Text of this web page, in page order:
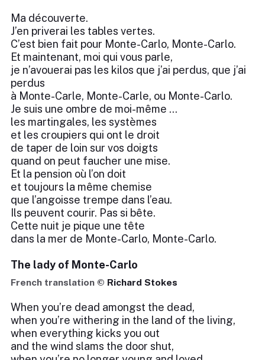
Ma découverte.
J’en priverai les tables vertes.
C’est bien fait pour Monte-Carlo, Monte-Carlo.
Et maintenant, moi qui vous parle,
je n’avouerai pas les kilos que j’ai perdus, que j’ai
perdus
à Monte-Carle, Monte-Carle, ou Monte-Carlo.
Je suis une ombre de moi-même ...
les martingales, les systèmes
et les croupiers qui ont le droit
de taper de loin sur vos doigts
quand on peut faucher une mise.
Et la pension où l’on doit
et toujours la même chemise
que l’angoisse trempe dans l’eau.
Ils peuvent courir. Pas si bête.
Cette nuit je pique une tête
dans la mer de Monte-Carlo, Monte-Carlo.
The lady of Monte-Carlo
French translation © Richard Stokes
When you’re dead amongst the dead,
when you’re withering in the land of the living,
when everything kicks you out
and the wind slams the door shut,